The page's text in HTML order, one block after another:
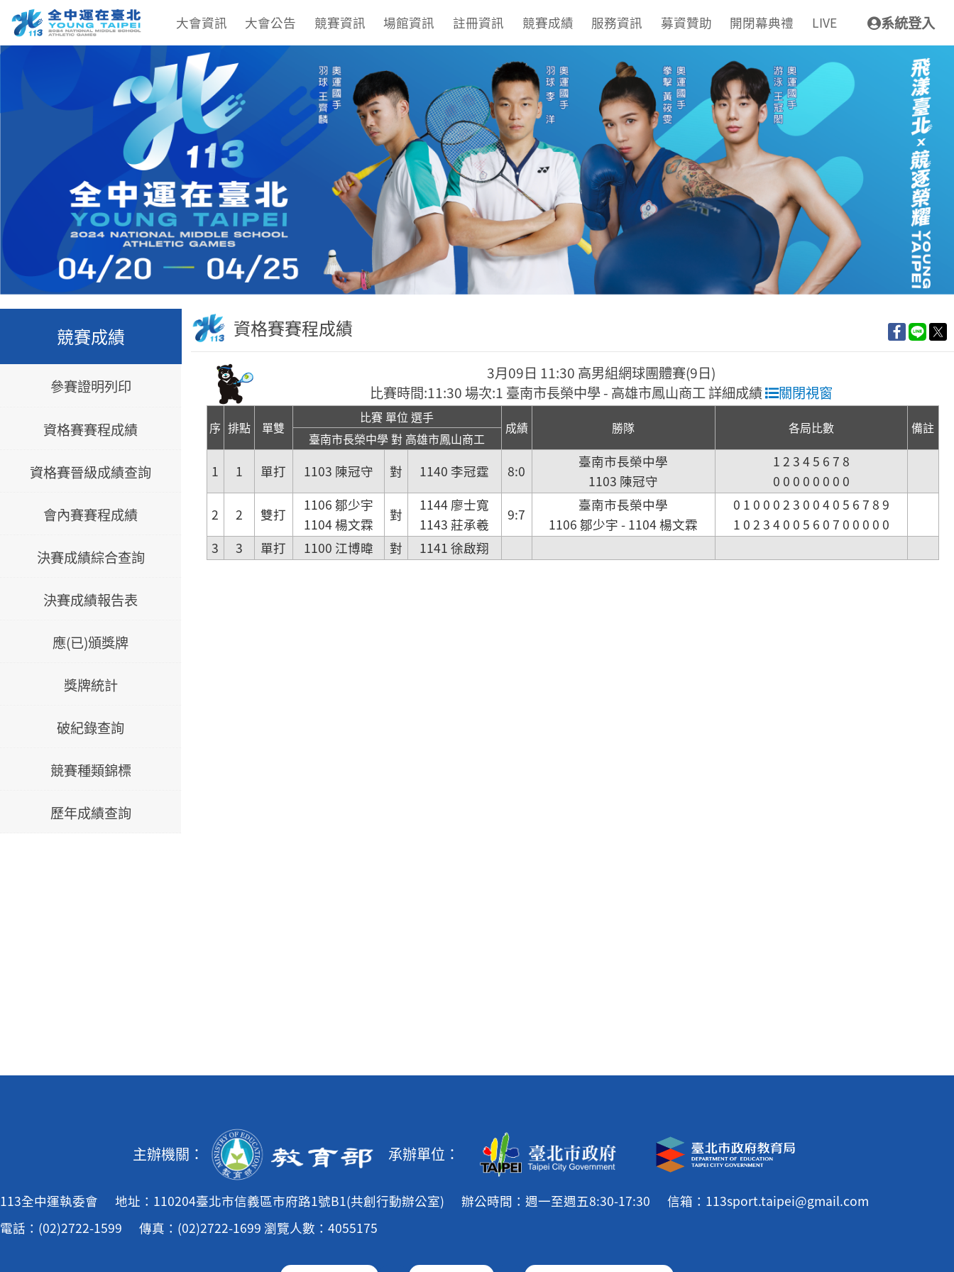
大會資訊 大會公告 競賽資訊 場館資訊 註冊資訊 競賽成績 服務資訊 募資贊助 開閉幕典禮 LIVE 系統登入
競賽成績
參賽證明列印
資格賽賽程成績
資格賽晉級成績查詢
會內賽賽程成績
決賽成績綜合查詢
決賽成績報告表
應(已)頒獎牌
獎牌統計
破紀錄查詢
競賽種類錦標
歷年成績查詢
資格賽賽程成績
3月09日 11:30 高男組網球團體賽(9日)
比賽時間:11:30 場次:1 臺南市長榮中學 - 高雄市鳳山商工 詳細成績
關閉視窗
序 排點 單雙
比賽 單位 選手
成績 勝隊 各局比數 備註
臺南市長榮中學 對 高雄市鳳山商工
1 1 單打 1103 陳冠守 對 1140 李冠霆 8:0
臺南市長榮中學
1103 陳冠守
1 2 3 4 5 6 7 8
0 0 0 0 0 0 0 0
2
2 雙打
1106 鄒少宇
1104 楊文霖
對
1144 廖士寬
1143 莊承羲
9:7
臺南市長榮中學
1106 鄒少宇 - 1104 楊文霖
0 1 0 0 0 2 3 0 0 4 0 5 6 7 8 9
1 0 2 3 4 0 0 5 6 0 7 0 0 0 0 0
3
3 單打 1100 江博暐 對 1141 徐啟翔
主辦機關： 承辦單位：
113全中運執委會 地址：110204臺北市信義區市府路1號B1(共創行動辦公室) 辦公時間：週一至週五8:30-17:30
信箱：113sport.taipei@gmail.com
電話：(02)2722-1599
傳真：(02)2722-1699 瀏覽人數：4055175